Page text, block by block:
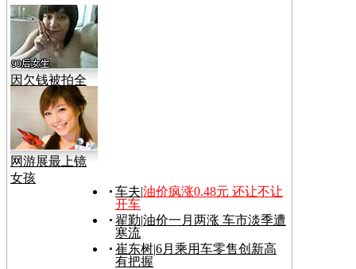
因欠钱被拍全
裸视频
网游展最上镜
女孩
车夫|油价疯涨0.48元 还让不让
开车
翟勤|油价一月两涨 车市淡季遭
寒流
崔东树|6月乘用车零售创新高
有把握